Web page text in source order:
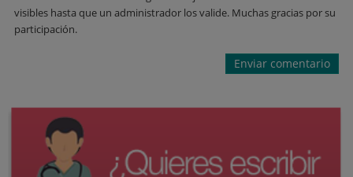
visibles hasta que un administrador los valide. Muchas gracias por su
participación.